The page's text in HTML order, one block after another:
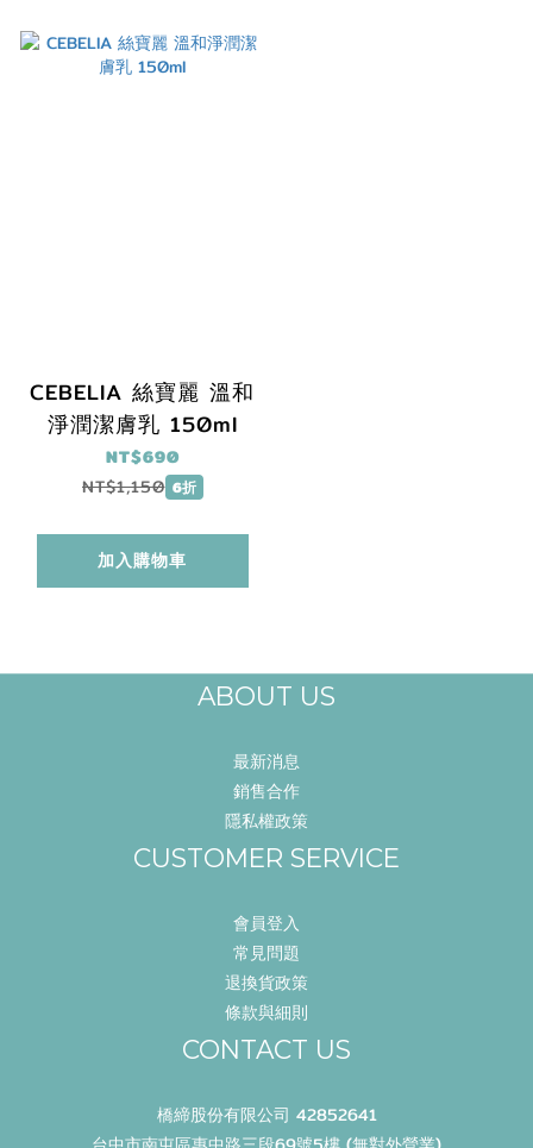
CEBELIA 絲寶麗 溫和
淨潤潔膚乳 150ml
NT$690
NT$1,150 6折
加入購物車
ABOUT US
最新消息
銷售合作
隱私權政策
CUSTOMER SERVICE
會員登入
常見問題
退換貨政策
條款與細則
CONTACT US
橋締股份有限公司 42852641